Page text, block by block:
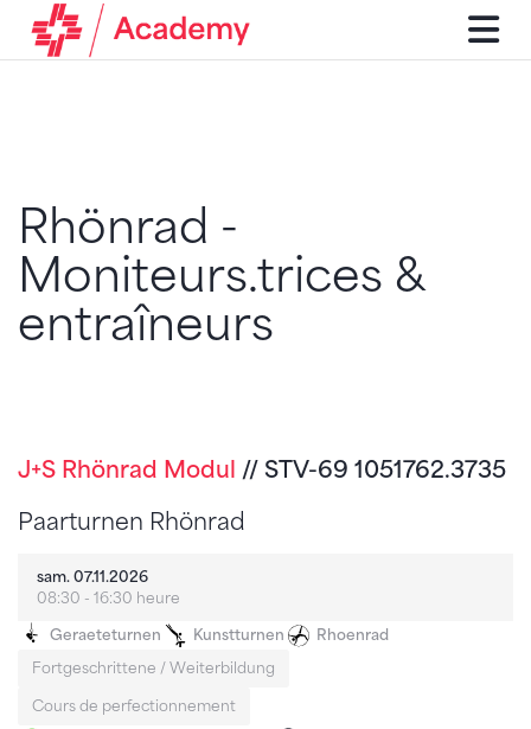
Rhönrad -
Moniteurs.trices &
entraîneurs
J+S Rhönrad Modul // STV-69 1051762.3735
Paarturnen Rhönrad
sam. 07.11.2026
08:30 - 16:30 heure
Geraeteturnen Kunstturnen
Rhoenrad
Fortgeschrittene / Weiterbildung
Cours de perfectionnement